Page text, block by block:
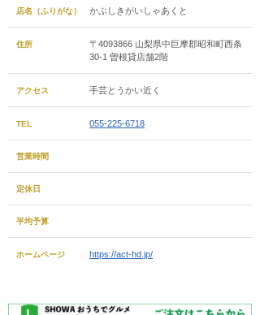
店名（ふりがな） かぶしきがいしゃあくと
住所
〒4093866 山梨県中巨摩郡昭和町西条
30-1 曽根貸店舗2階
アクセス 手芸とうかい近く
TEL 055-225-6718
営業時間
定休日
平均予算
ホームページ https://act-hd.jp/